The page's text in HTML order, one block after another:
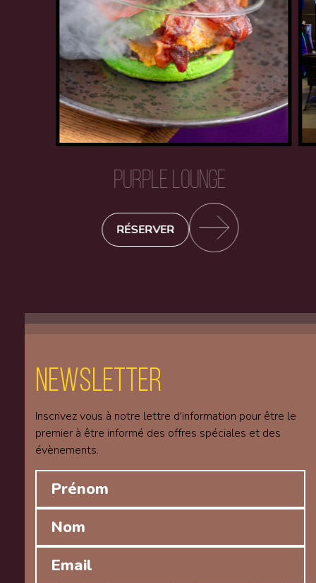
PURPLE LOUNGE
RÉSERVER
Newsletter
Inscrivez vous à notre lettre d'information pour être le
premier à être informé des offres spéciales et des
évènements.